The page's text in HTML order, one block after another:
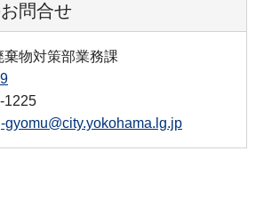
問合せ
物対策部業務課
1225
gyomu@city.yokohama.lg.jp